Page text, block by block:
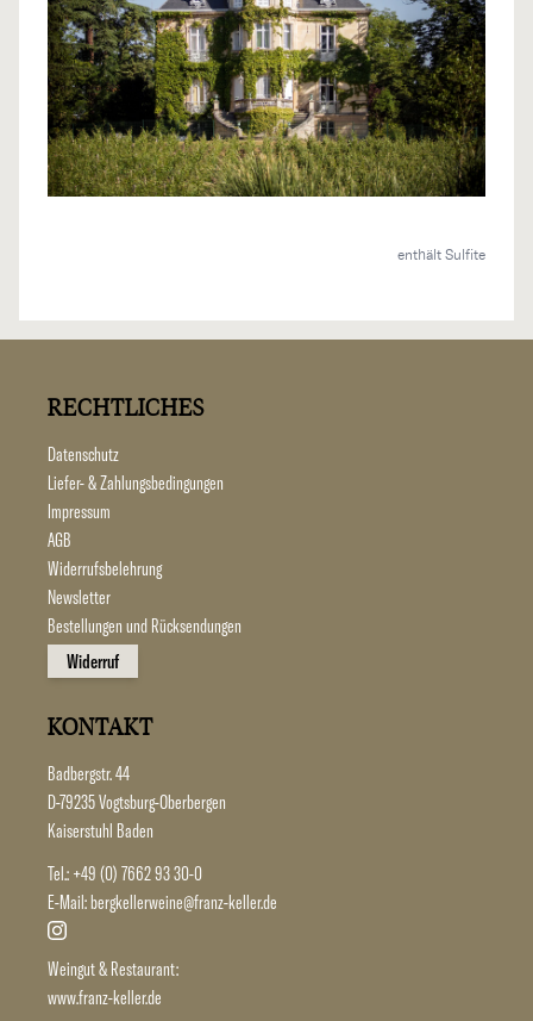
enthält Sulfite
RECHTLICHES
Datenschutz
Liefer- & Zahlungsbedingungen
Impressum
AGB
Widerrufsbelehrung
Newsletter
Bestellungen und Rücksendungen
Widerruf
KONTAKT
Badbergstr. 44
D-79235 Vogtsburg-Oberbergen
Kaiserstuhl Baden
Tel.: +49 (0) 7662 93 30-0
E-Mail:bergkellerweine@franz-keller.de
Weingut & Restaurant:
www.franz-keller.de